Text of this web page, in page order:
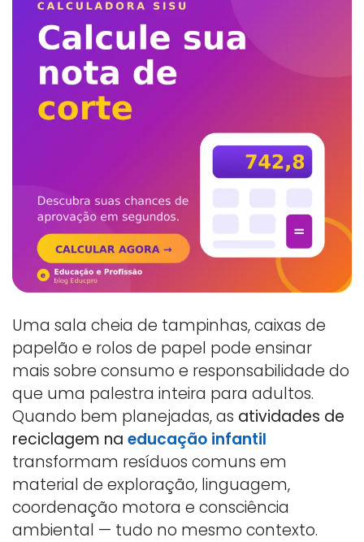
Uma sala cheia de tampinhas, caixas de
papelão e rolos de papel pode ensinar
mais sobre consumo e responsabilidade do
que uma palestra inteira para adultos.
Quando bem planejadas, as atividades de
reciclagem na educação infantil
transformam resíduos comuns em
material de exploração, linguagem,
coordenação motora e consciência
ambiental — tudo no mesmo contexto.